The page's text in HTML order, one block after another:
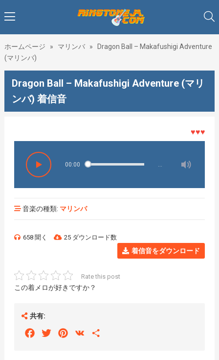
ホームページ » マリンバ »
Dragon Ball – Makafushigi Adventure
(マリンバ)
Dragon Ball – Makafushigi Adventure (マリ
ンバ) 着信音
♥♥♥着メ
00:00
音楽の種類: マリンバ
658 聞く 25 ダウンロード数
着信音をダウンロード
Rate this post
この着メロが好きですか？
共有:
FacebookTwitterPinterest
VK